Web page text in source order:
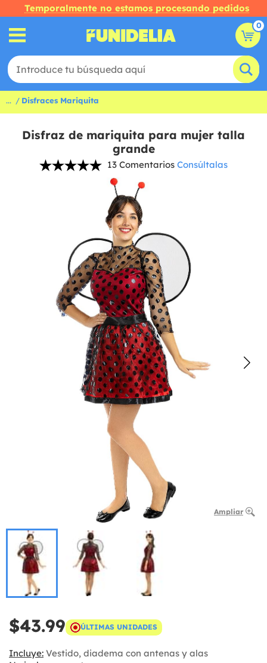
Temporalmente no estamos procesando pedidos
0
... Disfraces Mariquita
Disfraz de mariquita para mujer talla
grande
13 Comentarios Consúltalas
Ampliar
$43.99 ÚLTIMAS UNIDADES
Incluye: Vestido, diadema con antenas y alas